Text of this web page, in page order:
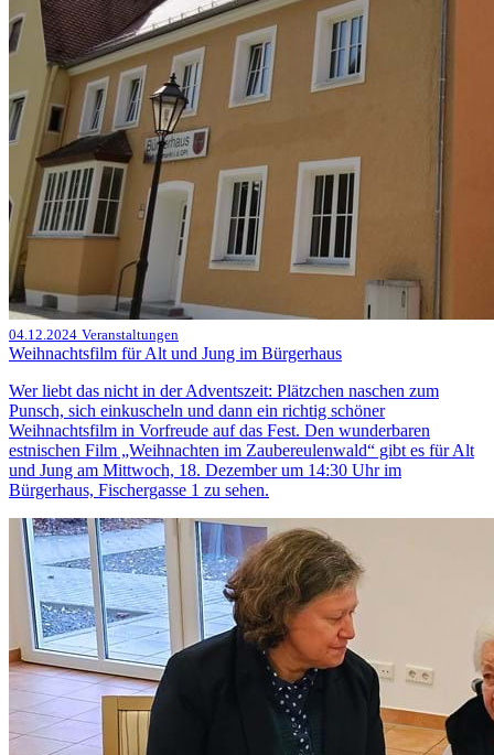
04.12.2024 Veranstaltungen
Weihnachtsfilm für Alt und Jung im Bürgerhaus
Wer liebt das nicht in der Adventszeit: Plätzchen naschen zum
Punsch, sich einkuscheln und dann ein richtig schöner
Weihnachtsfilm in Vorfreude auf das Fest. Den wunderbaren
estnischen Film „Weihnachten im Zaubereulenwald“ gibt es für Alt
und Jung am Mittwoch, 18. Dezember um 14:30 Uhr im
Bürgerhaus, Fischergasse 1 zu sehen.